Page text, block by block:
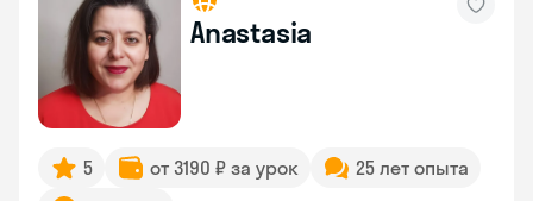
Anastasia
5 от 3190 ₽ за урок
25 лет опыта